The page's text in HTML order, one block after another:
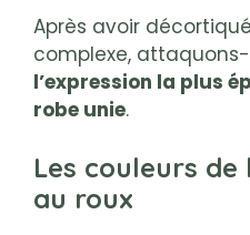
Après avoir
complexe,
l’expression la plus
robe unie.
Les couleurs
au roux